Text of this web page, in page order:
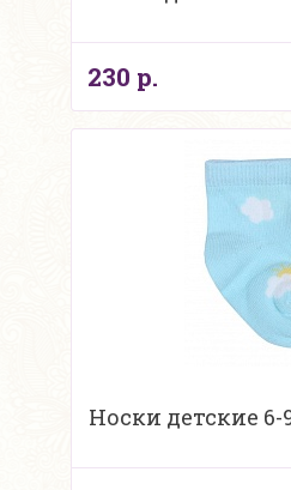
230 р.
Носки детские 6-